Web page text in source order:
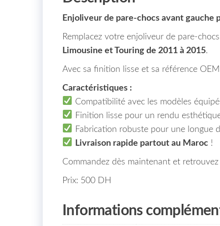
Enjoliveur de pare-chocs avant gauche
Remplacez votre enjoliveur de pare-
Limousine et Touring de 2011 à 2015.
Avec sa finition lisse et sa référence OEM
Caractéristiques :
Compatibilité avec les modèles
Finition lisse pour un rendu
Fabrication robuste pour une longue
Livraison rapide partout au Maroc!
Commandez dès maintenant et
Prix: 500 DH
Informations